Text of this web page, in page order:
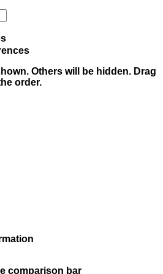
Others will be hidden. Drag
order.
comparison bar